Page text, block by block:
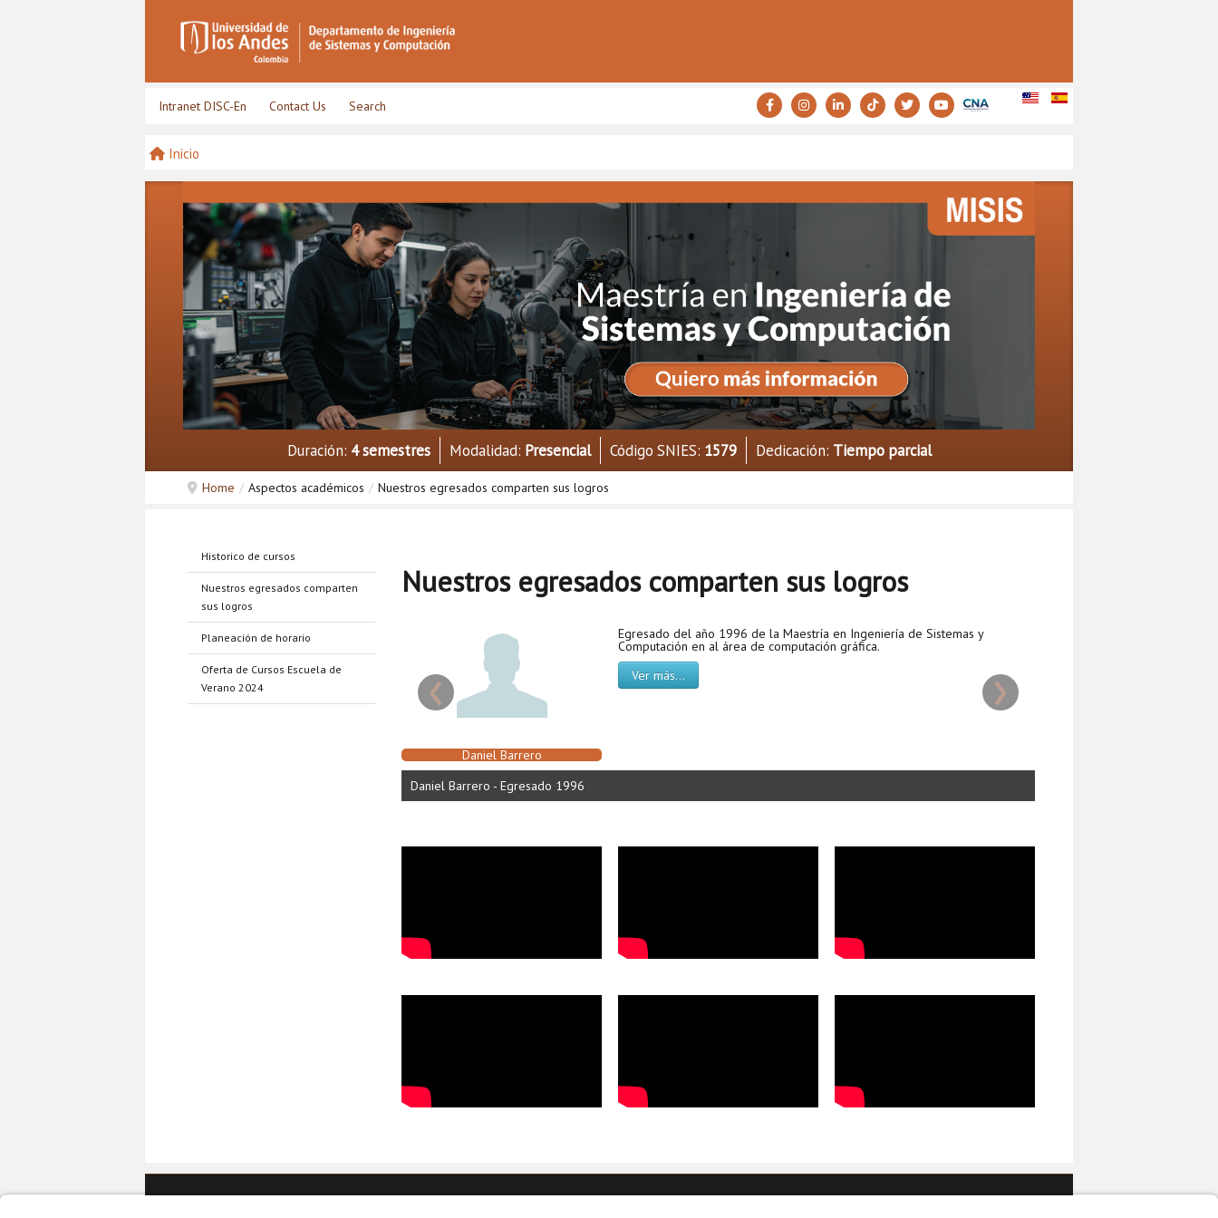
Intranet DISC-En Contact Us Search
Inicio
Duración: 4 semestres Modalidad: Presencial Código SNIES: 1579 Dedicación: Tiempo parcial
Home / Aspectos académicos / Nuestros egresados comparten sus logros
Historico de cursos
Nuestros egresados comparten
sus logros
Planeación de horario
Oferta de Cursos Escuela de
Verano 2024
Nuestros egresados comparten sus logros
Daniel Barrero
Egresado del año 1996 de la Maestría en Ingeniería de Sistemas y
Computación en al área de computación gráfica.
Ver más...
Daniel Barrero - Egresado 1996
‹ ›